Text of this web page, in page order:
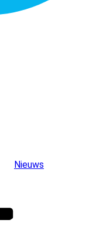
Nieuws